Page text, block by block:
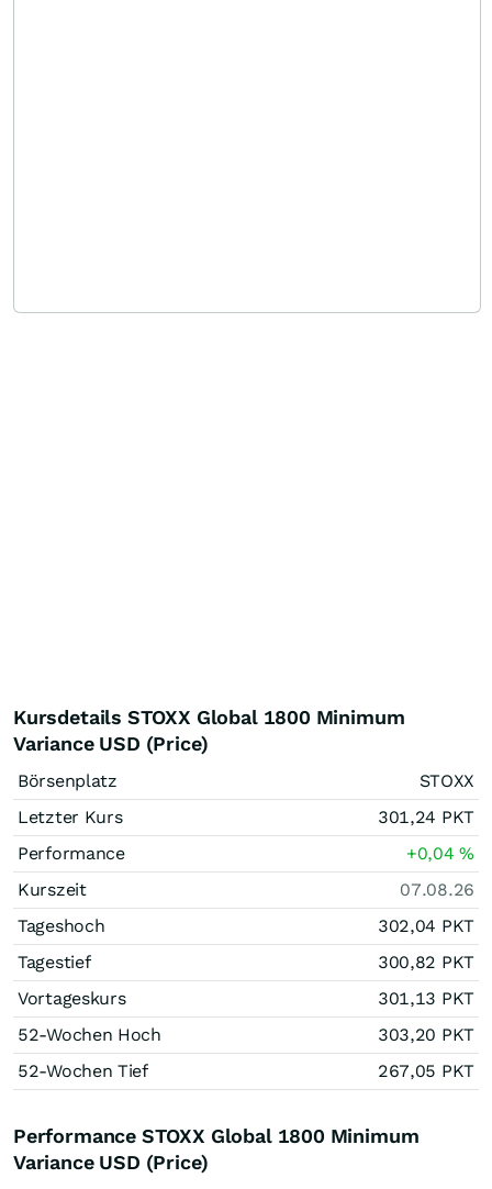
Kursdetails STOXX Global 1800 Minimum
Variance USD (Price)
Börsenplatz
STOXX
Letzter Kurs
301,24 PKT
Performance
+0,04%
Kurszeit
07.08.26
Tageshoch
302,04 PKT
Tagestief
300,82 PKT
Vortageskurs
301,13 PKT
52-Wochen Hoch
303,20 PKT
52-Wochen Tief
267,05 PKT
Performance STOXX Global 1800 Minimum
Variance USD (Price)